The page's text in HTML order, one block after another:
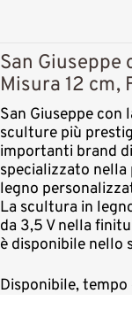
San Giuseppe
Misura 12
San Giuseppe con
sculture più
importanti brand
specializzato
legno
La scultura in
da 3,5 V nella
è disponibile nello
Disponibile,